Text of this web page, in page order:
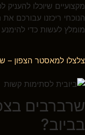
מקצועיים שיוכלו
הנוכחי ריכזנו עבורכם
מומלץ לעשות כדי
צלצלו למאסטר הצפון –
שרברבים
בביוב?